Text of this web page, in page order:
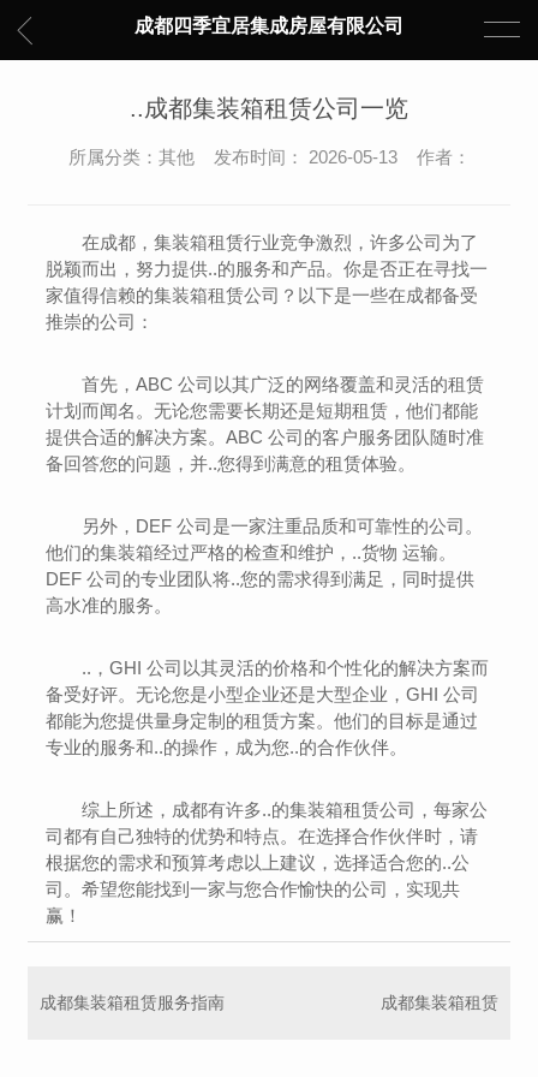
成都四季宜居集成房屋有限公司
..成都集装箱租赁公司一览
所属分类：其他 发布时间： 2026-05-13 作者：
在成都，集装箱租赁行业竞争激烈，许多公司为了
脱颖而出，努力提供..的服务和产品。你是否正在寻找一
家值得信赖的集装箱租赁公司？以下是一些在成都备受
推崇的公司：
首先，ABC 公司以其广泛的网络覆盖和灵活的租赁
计划而闻名。无论您需要长期还是短期租赁，他们都能
提供合适的解决方案。ABC 公司的客户服务团队随时准
备回答您的问题，并..您得到满意的租赁体验。
另外，DEF 公司是一家注重品质和可靠性的公司。
他们的集装箱经过严格的检查和维护，..货物 运输。
DEF 公司的专业团队将..您的需求得到满足，同时提供
高水准的服务。
..，GHI 公司以其灵活的价格和个性化的解决方案而
备受好评。无论您是小型企业还是大型企业，GHI 公司
都能为您提供量身定制的租赁方案。他们的目标是通过
专业的服务和..的操作，成为您..的合作伙伴。
综上所述，成都有许多..的集装箱租赁公司，每家公
司都有自己独特的优势和特点。在选择合作伙伴时，请
根据您的需求和预算考虑以上建议，选择适合您的..公
司。希望您能找到一家与您合作愉快的公司，实现共
赢！
成都集装箱租赁服务指南 成都集装箱租赁